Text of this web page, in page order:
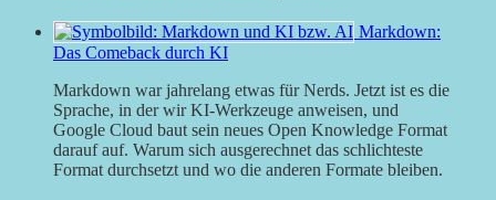
Markdown:
Das Comeback durch KI
Markdown war jahrelang etwas für Nerds. Jetzt ist es die
Sprache, in der wir KI-Werkzeuge anweisen, und
Google Cloud baut sein neues Open Knowledge Format
darauf auf. Warum sich ausgerechnet das schlichteste
Format durchsetzt und wo die anderen Formate bleiben.